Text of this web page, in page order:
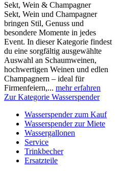
Sekt, Wein & Champagner
Sekt, Wein und Champagner
bringen Stil, Genuss und
besondere Momente in jedes
Event. In dieser Kategorie findest
du eine sorgfältig ausgewählte
Auswahl an Schaumweinen,
hochwertigen Weinen und edlen
Champagnern – ideal für
Firmenfeiern,... mehr erfahren
Zur Kategorie Wasserspender
Wasserspender zum Kauf
Wasserspender zur Miete
Wassergallonen
Service
Trinkbecher
Ersatzteile